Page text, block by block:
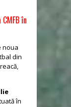
în
noua
din
în